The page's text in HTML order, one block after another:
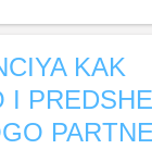
KAK
I